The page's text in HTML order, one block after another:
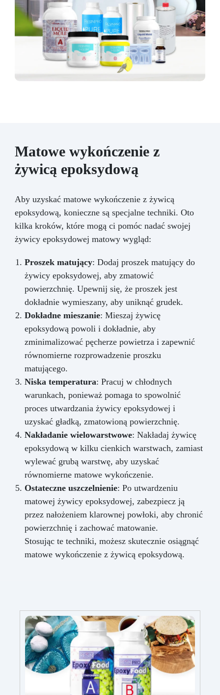
Matowe wykończenie z
żywicą epoksydową
Aby uzyskać matowe wykończenie z żywicą
epoksydową, konieczne są specjalne techniki. Oto
kilka kroków, które mogą ci pomóc nadać swojej
żywicy epoksydowej matowy wygląd:
Proszek matujący: Dodaj proszek matujący do
żywicy epoksydowej, aby zmatowić
powierzchnię. Upewnij się, że proszek jest
dokładnie wymieszany, aby uniknąć grudek.
Dokładne mieszanie: Mieszaj żywicę
epoksydową powoli i dokładnie, aby
zminimalizować pęcherze powietrza i zapewnić
równomierne rozprowadzenie proszku
matującego.
Niska temperatura: Pracuj w chłodnych
warunkach, ponieważ pomaga to spowolnić
proces utwardzania żywicy epoksydowej i
uzyskać gładką, zmatowioną powierzchnię.
Nakładanie wielowarstwowe: Nakładaj żywicę
epoksydową w kilku cienkich warstwach, zamiast
wylewać grubą warstwę, aby uzyskać
równomierne matowe wykończenie.
Ostateczne uszczelnienie: Po utwardzeniu
matowej żywicy epoksydowej, zabezpiecz ją
przez nałożeniem klarownej powłoki, aby chronić
powierzchnię i zachować matowanie.
Stosując te techniki, możesz skutecznie osiągnąć
matowe wykończenie z żywicą epoksydową.